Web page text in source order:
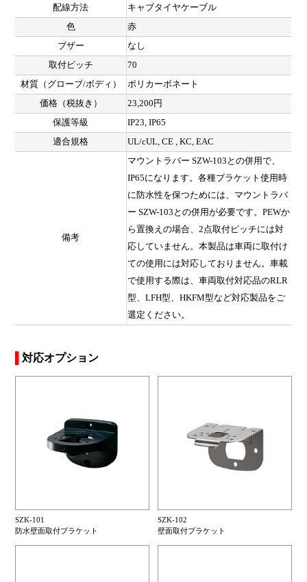
配線方法
キャブタイヤケーブル
色
赤
ブザー
なし
取付ピッチ
70
材質（グローブ/ボディ）
ポリカーボネート
価格（税抜き）
23,200円
保護等級
IP23, IP65
適合規格
UL/cUL, CE , KC, EAC
備考
マウントラバー SZW-103との併用で、
IP65になります。各種ブラケット使用時
に防水性を保つためには、マウントラバ
ー SZW-103との併用が必要です。PEWか
ら置換えの場合、2点取付ピッチには対
応していません。本製品は車両に取付け
ての使用には対応しておりません。車載
で使用する際は、車両取付対応品のRLR
型、LFH型、HKFM型など対応製品をご
選定ください。
対応オプション
SZK-101
防水壁面取付ブラケット
SZK-102
壁面取付ブラケット